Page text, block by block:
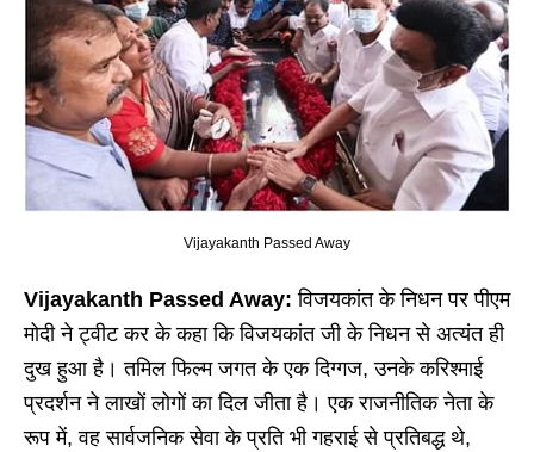
Vijayakanth Passed Away
Vijayakanth Passed Away: विजयकांत के निधन पर पीएम
मोदी ने ट्वीट कर के कहा कि विजयकांत जी के निधन से अत्यंत ही
दुख हुआ है। तमिल फिल्म जगत के एक दिग्गज, उनके करिश्माई
प्रदर्शन ने लाखों लोगों का दिल जीता है। एक राजनीतिक नेता के
रूप में, वह सार्वजनिक सेवा के प्रति भी गहराई से प्रतिबद्ध थे,